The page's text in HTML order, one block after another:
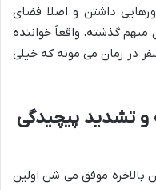
داشتن و اصلا فضای
گذشته، واقعاً خواننده
در زمان می مونه که خیلی
و تشدید پیچیدگی
بالاخره موفق می شن اولین